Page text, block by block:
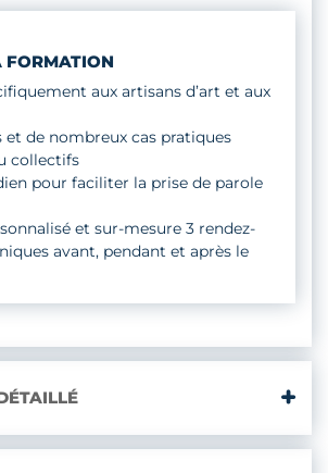
FORMATION
aux artisans d’art et aux
et de nombreux cas pratiques
collectifs
pour faciliter la prise de parole
et sur-mesure 3 rendez-
avant, pendant et après le